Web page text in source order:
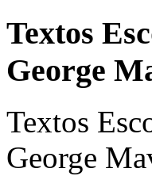
Textos
George
Textos
George